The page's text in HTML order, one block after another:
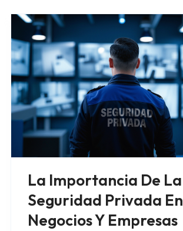
La Importancia De La
Seguridad Privada En
Negocios Y Empresas